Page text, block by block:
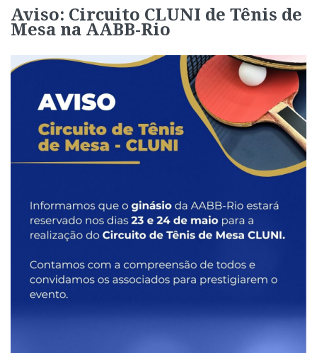
Aviso: Circuito CLUNI de Tênis de
Mesa na AABB-Rio